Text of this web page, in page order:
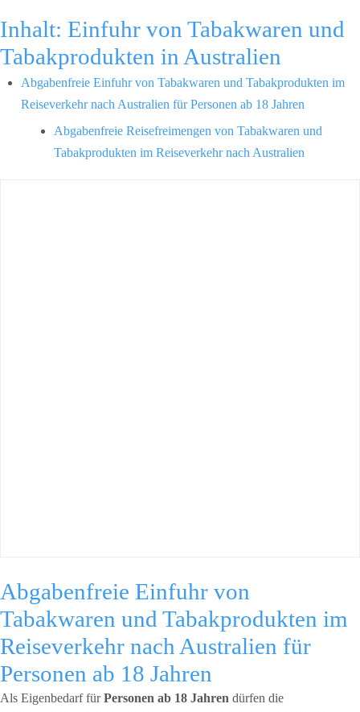
Inhalt: Einfuhr von Tabakwaren und
Tabakprodukten in Australien
Abgabenfreie Einfuhr von Tabakwaren und Tabakprodukten im
Reiseverkehr nach Australien für Personen ab 18 Jahren
Abgabenfreie Reisefreimengen von Tabakwaren und
Tabakprodukten im Reiseverkehr nach Australien
Abgabenfreie Einfuhr von
Tabakwaren und Tabakprodukten im
Reiseverkehr nach Australien für
Personen ab 18 Jahren
Als Eigenbedarf fürPersonen ab 18 Jahren dürfen die